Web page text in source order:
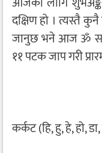
दक्षिण हो । त्यस्तै
जानुछ भने आज ॐ
११ पटक जाप गरी
कर्कट (हि, हु, हे, हो,